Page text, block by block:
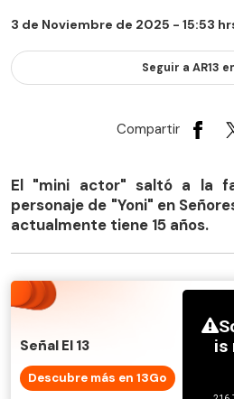
3 de Noviembre de 2025 - 15:53
Seguir a AR13
Compartir
El "mini actor" saltó a la
personaje de "Yoni" en
actualmente tiene 15 años.
Señal El 13
Descubre más en 13Go